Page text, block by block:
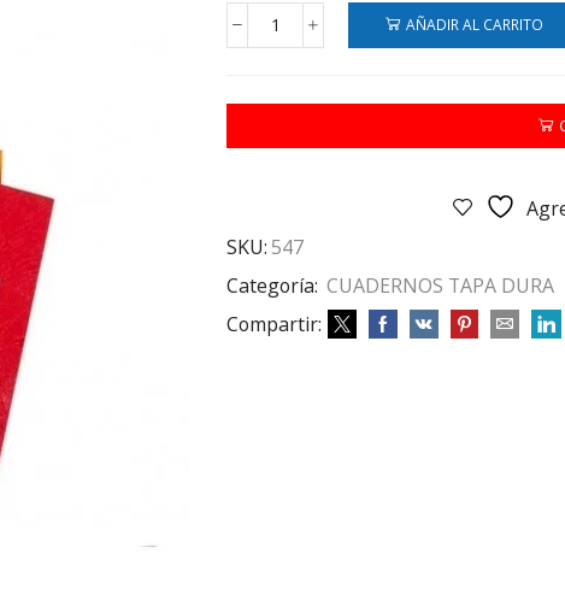
CUADERNO
16.21
HS
AÑADIR AL CARRITO
SKU:547
Categoría: CUADERNOS TAPA DURA
Compartir: